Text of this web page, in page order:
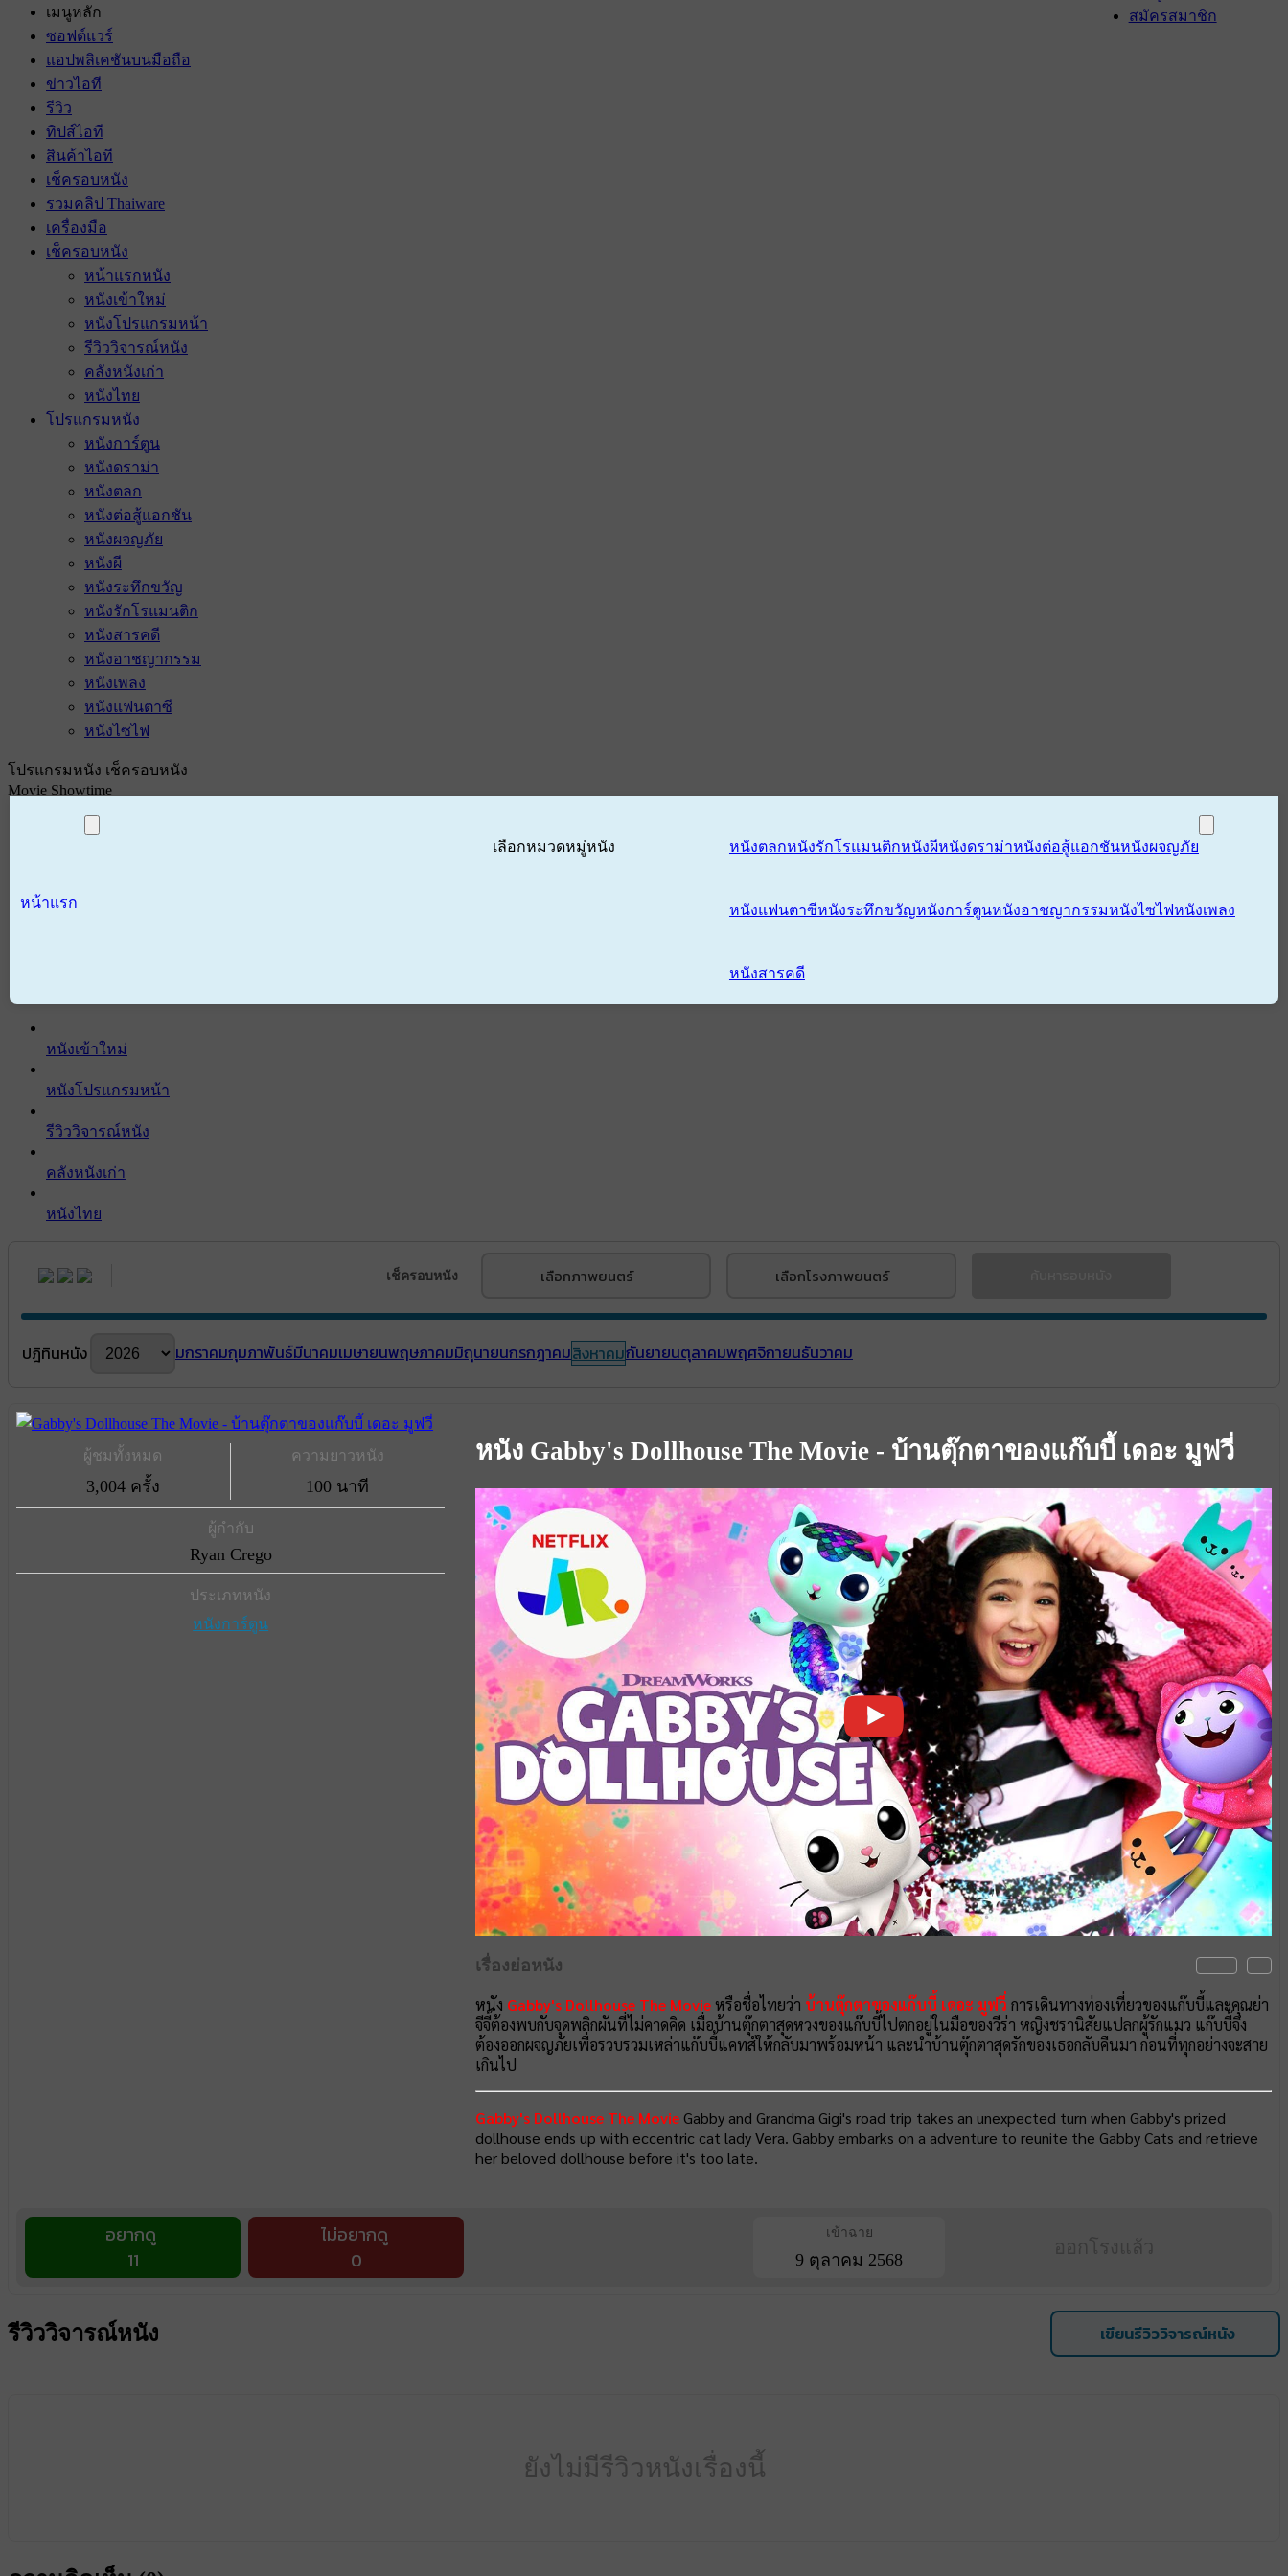
สมัครสมาชิก
เมนูหลัก
ซอฟต์แวร์
แอปพลิเคชันบนมือถือ
ข่าวไอที
รีวิว
ทิปส์ไอที
สินค้าไอที
เช็ครอบหนัง
รวมคลิป Thaiware
เครื่องมือ
เช็ครอบหนัง
หน้าแรกหนัง
หนังเข้าใหม่
หนังโปรแกรมหน้า
รีวิววิจารณ์หนัง
คลังหนังเก่า
หนังไทย
โปรแกรมหนัง
หนังการ์ตูน
หนังดราม่า
หนังตลก
หนังต่อสู้แอกชัน
หนังผจญภัย
หนังผี
หนังระทึกขวัญ
หนังรักโรแมนติก
หนังสารคดี
หนังอาชญากรรม
หนังเพลง
หนังแฟนตาซี
หนังไซไฟ
โปรแกรมหนัง เช็ครอบหนัง
Movie Showtime
หน้าแรก
เลือกหมวดหมู่หนัง หนังตลกหนังรักโรแมนติกหนังผีหนังดราม่าหนังต่อสู้แอกชันหนังผจญภัย
หนังแฟนตาซีหนังระทึกขวัญหนังการ์ตูนหนังอาชญากรรมหนังไซไฟหนังเพลง
หนังสารคดี
หนังเข้าใหม่
หนังโปรแกรมหน้า
รีวิววิจารณ์หนัง
คลังหนังเก่า
หนังไทย
เช็ครอบหนัง เลือกภาพยนตร์ เลือกโรงภาพยนตร์
ปฎิทินหนัง มกราคมกุมภาพันธ์มีนาคมเมษายนพฤษภาคมมิถุนายนกรกฎาคมสิงหาคมกันยายนตุลาคมพฤศจิกายนธันวาคม
ผู้ชมทั้งหมด
3,004 ครั้ง
ความยาวหนัง
100 นาที
ผู้กำกับ
Ryan Crego
ประเภทหนัง
หนังการ์ตูน
หนัง Gabby's Dollhouse The Movie - บ้านตุ๊กตาของแก๊บบี้ เดอะ มูฟวี่
เรื่องย่อหนัง
หนัง Gabby's Dollhouse The Movie หรือชื่อไทยว่า บ้านตุ๊กตาของแก๊บบี้ เดอะ มูฟวี่ การเดินทางท่องเที่ยวของแก๊บบี้และคุณย่า
จีจี้ต้องพบกับจุดพลิกผันที่ไม่คาดคิด เมื่อบ้านตุ๊กตาสุดหวงของแก๊บบี้ไปตกอยู่ในมือของวีร่า หญิงชรานิสัยแปลกผู้รักแมว แก๊บบี้จึง
ต้องออกผจญภัยเพื่อรวบรวมเหล่าแก๊บบี้แคทส์ให้กลับมาพร้อมหน้า และนำบ้านตุ๊กตาสุดรักของเธอกลับคืนมา ก่อนที่ทุกอย่างจะสาย
เกินไป
Gabby's Dollhouse The Movie Gabby and Grandma Gigi's road trip takes an unexpected turn when Gabby's prized
dollhouse ends up with eccentric cat lady Vera. Gabby embarks on a adventure to reunite the Gabby Cats and retrieve
her beloved dollhouse before it's too late.
อยากดู
11
ไม่อยากดู
0
เข้าฉาย
9 ตุลาคม 2568
รีวิววิจารณ์หนัง เขียนรีวิววิจารณ์หนัง
ยังไม่มีรีวิวหนังเรื่องนี้